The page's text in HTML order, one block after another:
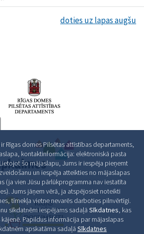
doties uz lapas augšu
Rīgas domes Pilsētas attīstības departaments,
kontaktinformācija: elektroniskā pasta
šo mājaslapu, Jums ir iespēja pieņemt
un iespēja atteikties no mājaslapas
(ja vien Jūsu pārlūkprogramma nav iestatīta
Jums jāņem vērā, ja atspējosiet noteikti
tīmekļa vietne nevarēs darboties pilnvērtīgi.
sīkdatnēm iespējams sadaļā Sīkdatnes, kas
Papildus informācija par mājaslapas
apskatāma sadaļā Sīkdatnes